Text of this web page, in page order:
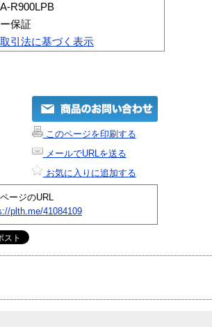
R900LPB
保証
引法に基づく表示
このページを印刷する
メールでURLを送る
お気に入りに追加する
ージのURL
plth.me/41084109